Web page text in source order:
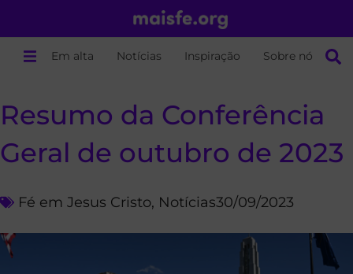
Em alta Notícias Inspiração Sobre nós
Resumo da Conferência
Geral de outubro de 2023
Fé em Jesus Cristo, Notícias30/09/2023